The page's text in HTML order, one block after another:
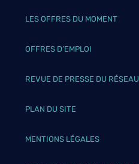
LES OFFRES DU MOMENT
OFFRES D’EMPLOI
REVUE DE PRESSE DU RÉSEAU
PLAN DU SITE
MENTIONS LÉGALES